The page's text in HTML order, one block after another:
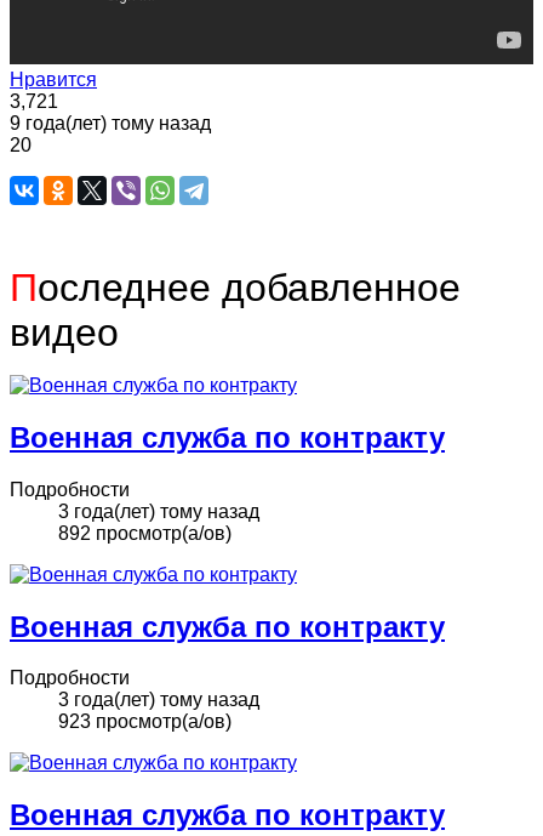
Нравится
3,721
9 года(лет) тому назад
20
Последнее добавленное
видео
Военная служба по контракту
Подробности
3 года(лет) тому назад
892 просмотр(а/ов)
Военная служба по контракту
Подробности
3 года(лет) тому назад
923 просмотр(а/ов)
Военная служба по контракту